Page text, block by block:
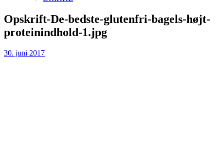
Skip
to
content
Opskrift-De-bedste-glutenfri-bagels-højt-
proteinindhold-1.jpg
30. juni 2017